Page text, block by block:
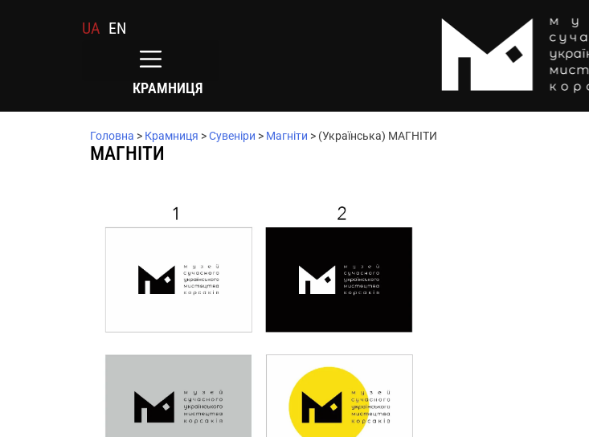
UA EN
КРАМНИЦЯ
Головна > Крамниця >Сувеніри > Магніти > (Українська) МАГНІТИ
МАГНІТИ